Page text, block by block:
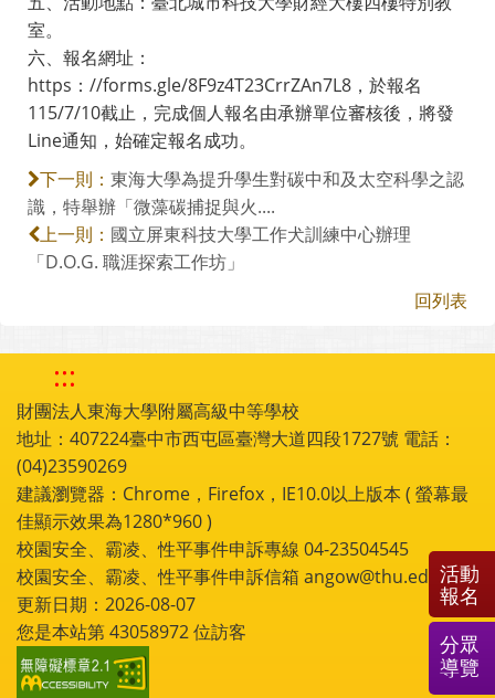
室。
六、報名網址：
https：//forms.gle/8F9z4T23CrrZAn7L8，於報名
115/7/10截止，完成個人報名由承辦單位審核後，將發
Line通知，始確定報名成功。
下一則： 東海大學為提升學生對碳中和及太空科學之認
識，特舉辦「微藻碳捕捉與火....
上一則： 國立屏東科技大學工作犬訓練中心辦理
「D.O.G. 職涯探索工作坊」
回列表
:::
財團法人東海大學附屬高級中等學校
地址：407224臺中市西屯區臺灣大道四段1727號 電話：
(04)23590269
建議瀏覽器：Chrome，Firefox，IE10.0以上版本 ( 螢幕最
佳顯示效果為1280*960 )
校園安全、霸凌、性平事件申訴專線 04-23504545
校園安全、霸凌、性平事件申訴信箱 angow@thu.edu.tw
更新日期：2026-08-07
您是本站第43058972位訪客
活動
報名
分眾
導覽